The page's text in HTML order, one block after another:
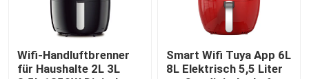
Elektrische Pressengrill
Dampfbügel
Wifi-Handluftbrenner
für Haushalte 2L 3L
Smart Wifi Tuya App 6L
8L Elektrisch 5,5 Liter